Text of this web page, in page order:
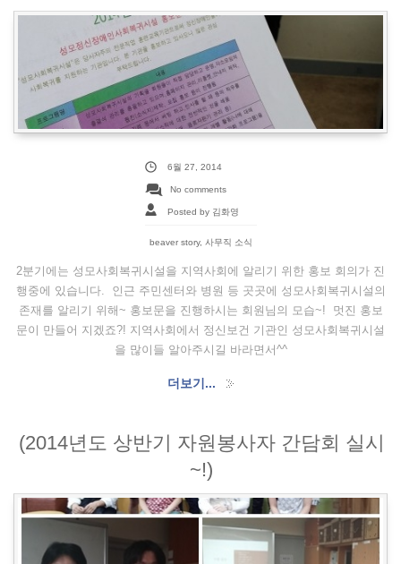
6월 27, 2014
No comments
Posted by 김화영
beaver story, 사무직 소식
2분기에는 성모사회복귀시설을 지역사회에 알리기 위한 홍보 회의가 진
행중에 있습니다. 인근 주민센터와 병원 등 곳곳에 성모사회복귀시설의
존재를 알리기 위해~ 홍보문을 진행하시는 회원님의 모습~! 멋진 홍보
문이 만들어 지겠죠?! 지역사회에서 정신보건 기관인 성모사회복귀시설
을 많이들 알아주시길 바라면서^^
더보기...
(2014년도 상반기 자원봉사자 간담회 실시
~!)